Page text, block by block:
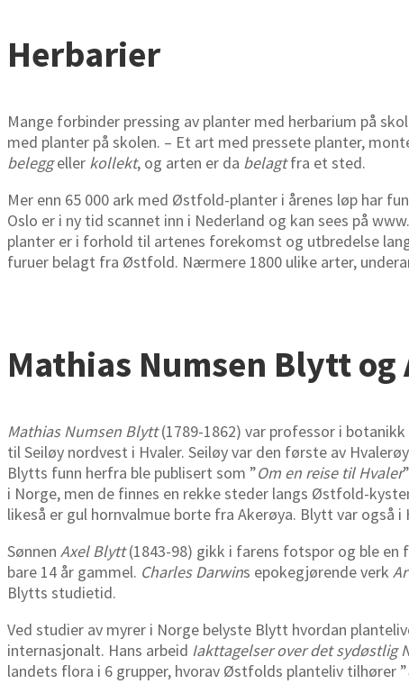
Herbarier
Mange forbinder pressing av planter med herbarium på
med planter på skolen. – Et art med pressete planter,
beleggeller kollekt, og arten er da belagtfra et sted.
Mer enn 65 000 ark med Østfold-planter i årenes løp har
Oslo er i ny tid scannet inn i Nederland og kan sees på
planter er i forhold til artenes forekomst og utbredelse
furuer belagt fra Østfold. Nærmere 1800 ulike arter,
Mathias Numsen Blytt
Mathias Numsen Blytt(1789-1862) var professor i
til Seiløy nordvest i Hvaler. Seiløy var den første av
Blytts funn herfra ble publisert som ”Om en reise til Hvaler
i Norge, men de finnes en rekke steder langs Østfold-
likeså er gul hornvalmue borte fra Akerøya. Blytt var også
Sønnen Axel Blytt(1843-98) gikk i farens fotspor og ble en
bare 14 år gammel. Charles Darwins epokegjørende verk
Blytts studietid.
Ved studier av myrer i Norge belyste Blytt hvordan
internasjonalt. Hans arbeid Iakttagelser over det sydøstlig
landets flora i 6 grupper, hvorav Østfolds planteliv tilhører ”